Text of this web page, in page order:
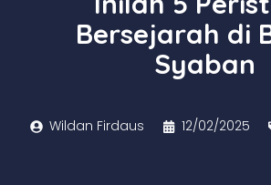
Bersejarah di
Syaban
Wildan Firdaus 12/02/2025